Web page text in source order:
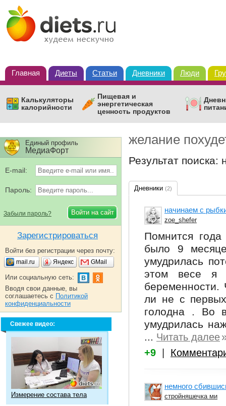
Главная Диеты Статьи Дневники Люди
Калькуляторы
калорийности
Пищевая и
энергетическая
ценность продуктов
желание
Результат
Дневники (2)
начинаем с
zoe_shefer
Помнится
было 9
умудрилась
этом весе я
беременности.
ли не с
голодна . Во
умудрилась
... Читать далее
+9
немного
стройняшечка ми
Единый профиль
МедиаФорт
E-mail:
Пароль:
Забыли пароль?
Зарегистрироваться
Войти без регистрации через почту:
mail.ru Яндекс GMail
Или социальную сеть:
Вводя свои данные, вы
соглашаетесь с Политикой
конфиденциальности
Свежее видео:
Измерение состава тела